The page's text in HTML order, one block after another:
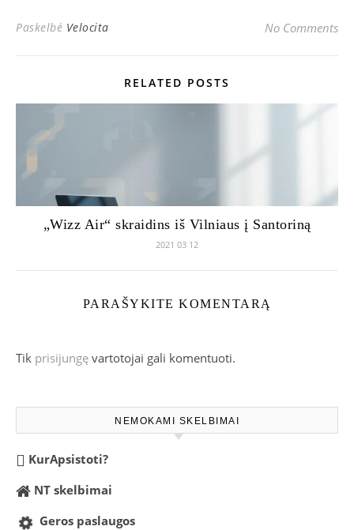
Paskelbė Velocita No Comments
RELATED POSTS
„Wizz Air“ skraidins iš Vilniaus į Santoriną
2021 03 12
PARAŠYKITE KOMENTARĄ
Tik prisijungę vartotojai gali komentuoti.
NEMOKAMI SKELBIMAI
KurApsistoti?
NT skelbimai
Geros paslaugos